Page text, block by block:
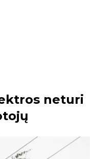
neturi